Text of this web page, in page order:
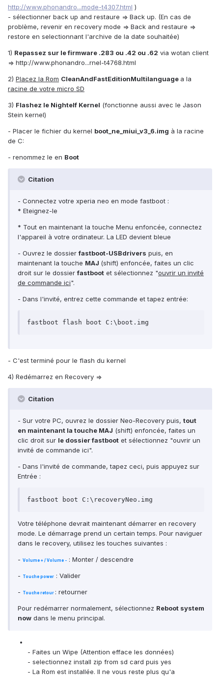
http://www.phonandro...mode-t4307.html )
- sélectionner back up and restaure => Back up. (En cas de
problème, revenir en recovery mode => Back and restaure =>
restore en selectionnant l'archive de la date souhaitée)
1) Repassez sur le firmware .283 ou .42 ou .62 via wotan client
=> http://www.phonandro...rnel-t4768.html
2) Placez la Rom CleanAndFastEditionMultilanguage a la
racine de votre micro SD
3) Flashez le Nightelf Kernel (fonctionne aussi avec le Jason
Stein kernel)
- Placer le fichier du kernel boot_ne_miui_v3_6.img à la racine
de C:
- renommez le en Boot
Citation
- Connectez votre xperia neo en mode fastboot :
* Eteignez-le
* Tout en maintenant la touche Menu enfoncée, connectez
l'appareil à votre ordinateur. La LED devient bleue
- Ouvrez le dossierfastboot-USBdrivers puis, en
maintenant la touche MAJ (shift) enfoncée, faites un clic
droit sur le dossierfastboot et sélectionnez "ouvrir un invité
de commande ici".
- Dans l'invité, entrez cette commande et tapez entrée:
fastboot flash boot C:\boot.img
- C'est terminé pour le flash du kernel
4) Redémarrez en Recovery =>
Citation
- Sur votre PC, ouvrez le dossier Neo-Recovery puis, tout
en maintenant la touche MAJ (shift) enfoncée, faites un
clic droit sur le dossier fastboot et sélectionnez "ouvrir un
invité de commande ici".
- Dans l'invité de commande, tapez ceci, puis appuyez sur
Entrée :
fastboot boot C:\recoveryNeo.img
Votre téléphone devrait maintenant démarrer en recovery
mode. Le démarrage prend un certain temps. Pour naviguer
dans le recovery, utilisez les touches suivantes :
- Volume + / Volume - : Monter / descendre
- Touche power : Valider
- Touche retour : retourner
Pour redémarrer normalement, sélectionnez Reboot system
now dans le menu principal.
- Faites un Wipe (Attention efface les données)
- selectionnez install zip from sd card puis yes
- La Rom est installée. Il ne vous reste plus qu'a